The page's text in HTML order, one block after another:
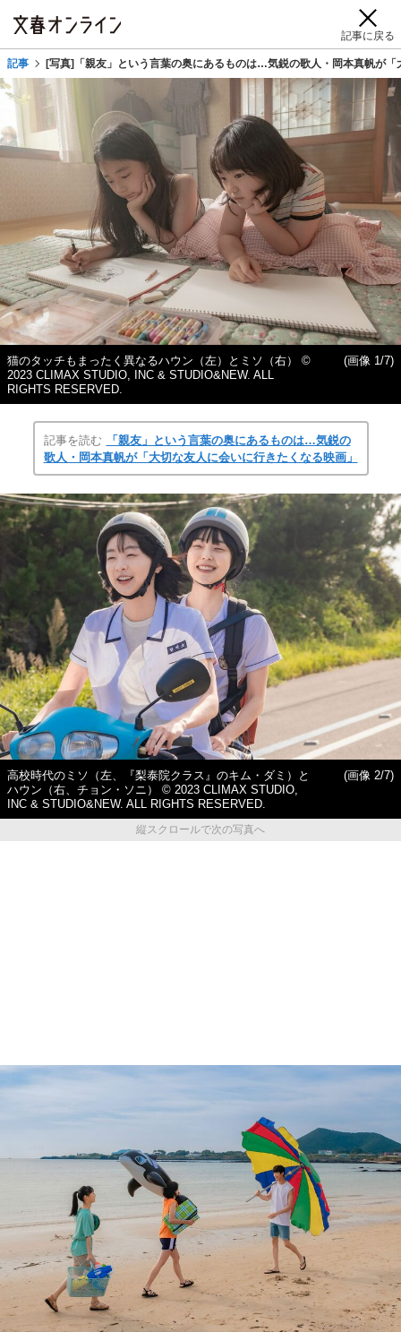
記事に戻る
記事 [写真]「親友」という言葉の奥にあるものは…気鋭の歌人・岡本真帆が
猫のタッチもまったく異なるハウン（左）とミソ（右） ©
2023 CLIMAX STUDIO, INC & STUDIO&NEW. ALL
RIGHTS RESERVED.
(画像 1/7)
記事を読む
「親友」という言葉の奥にあるものは…気鋭の
歌人・岡本真帆が「大切な友人に会いに行きたくなる映画」
高校時代のミソ（左、『梨泰院クラス』のキム・ダミ）と
ハウン（右、チョン・ソニ） © 2023 CLIMAX STUDIO,
INC & STUDIO&NEW. ALL RIGHTS RESERVED.
(画像 2/7)
縦スクロールで次の写真へ